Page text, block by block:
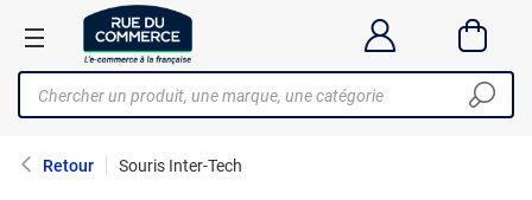
Retour Souris Inter-Tech